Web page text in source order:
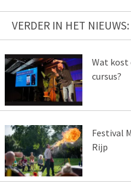
VERDER IN HET NIEUWS:
Wat
cursus?
Festival
Rijp